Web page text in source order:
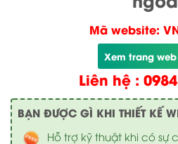
Mã website:
Xem trang
Liên hệ :
BẠN ĐƯỢC GÌ KHI THIẾT KẾ
Hỗ trợ kỹ thuật khi có sự